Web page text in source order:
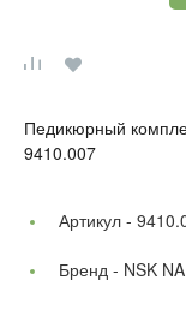
Педикюрный
9410.007
Артикул -
Бренд - NSK